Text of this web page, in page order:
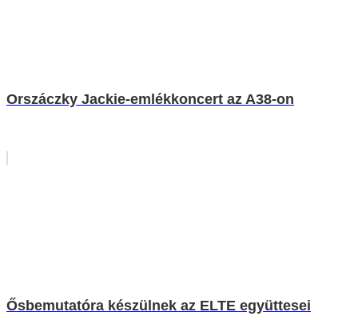
Orszáczky Jackie-emlékkoncert az A38-on
Ősbemutatóra készülnek az ELTE együttesei